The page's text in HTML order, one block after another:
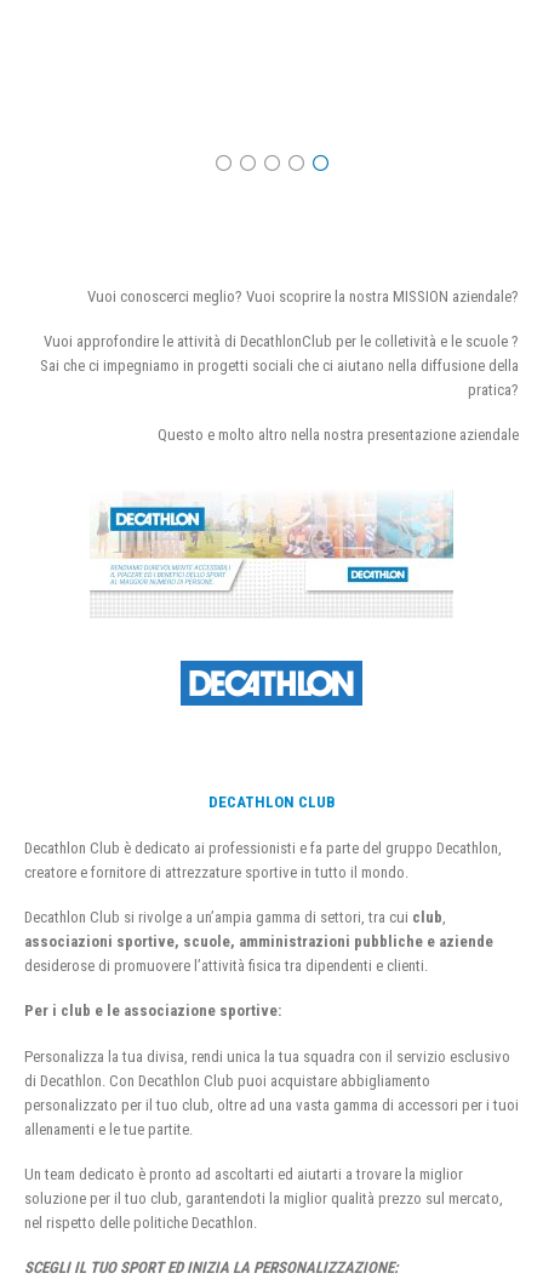
Vuoi conoscerci meglio? Vuoi scoprire la nostra MISSION aziendale?
Vuoi approfondire le attività di DecathlonClub per le colletività e le scuole ?
Sai che ci impegniamo in progetti sociali che ci aiutano nella diffusione della
pratica?
Questo e molto altro nella nostra presentazione aziendale
DECATHLON CLUB
Decathlon Club è dedicato ai professionisti e fa parte del gruppo Decathlon,
creatore e fornitore di attrezzature sportive in tutto il mondo.
Decathlon Club si rivolge a un’ampia gamma di settori, tra cui club
associazioni sportive, scuole, amministrazioni pubbliche e aziende
desiderose di promuovere l’attività fisica tra dipendenti e clienti.
Per i club e le associazione sportive:
Personalizza la tua divisa, rendi unica la tua squadra con il servizio esclusivo
di Decathlon. Con Decathlon Club puoi acquistare abbigliamento
personalizzato per il tuo club, oltre ad una vasta gamma di accessori per i tuoi
allenamenti e le tue partite.
Un team dedicato è pronto ad ascoltarti ed aiutarti a trovare la miglior
soluzione per il tuo club, garantendoti la miglior qualità prezzo sul mercato,
nel rispetto delle politiche Decathlon.
SCEGLI IL TUO SPORT ED INIZIA LA PERSONALIZZAZIONE: